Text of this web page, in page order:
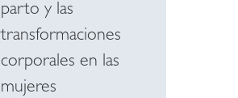
parto y las
transformaciones
corporales en las
mujeres